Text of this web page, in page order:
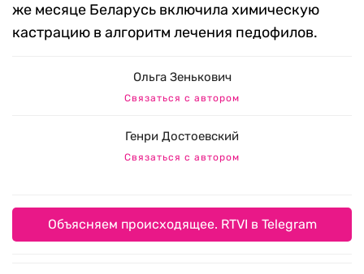
же месяце Беларусь включила химическую
кастрацию в алгоритм лечения педофилов.
Ольга Зенькович
Связаться с автором
Генри Достоевский
Связаться с автором
Объясняем происходящее. RTVI в Telegram